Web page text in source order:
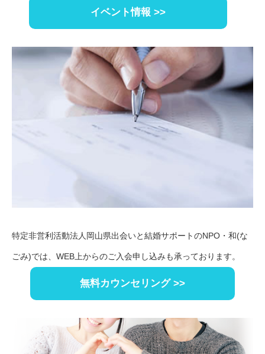
イベント情報 >>
特定非営利活動法人岡山県出会いと結婚サポートのNPO・和(な
ごみ)では、WEB上からのご入会申し込みも承っております。
無料カウンセリング >>